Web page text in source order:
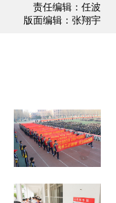
责任编辑：任波
版面编辑：张翔宇